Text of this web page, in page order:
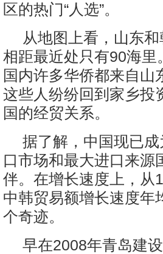
区的热门“人选”。
从地图上看，山东
相距最近处只有90海
国内许多华侨都来自山
这些人纷纷回到家乡投
国的经贸关系。
据了解，中国现已
口市场和最大进口来源
伴。在增长速度上，从
中韩贸易额增长速度年
个奇迹。
早在2008年青岛建